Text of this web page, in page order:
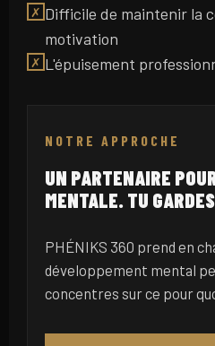
✗ Difficile de maintenir la
motivation
✗ L'épuisement
NOTRE APPROCHE
UN PARTENAIRE
MENTALE. TU
PHÉNIKS 360 prend en
développement mental
concentres sur ce pour